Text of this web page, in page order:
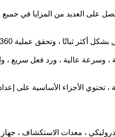
على العديد من المزايا في
عملية 360 درجة وتضمن توازن المركز
وسرعة عالية ، ورد فعل سريع ،
الأجزاء الأساسية على
، معدات الاستكشاف ،